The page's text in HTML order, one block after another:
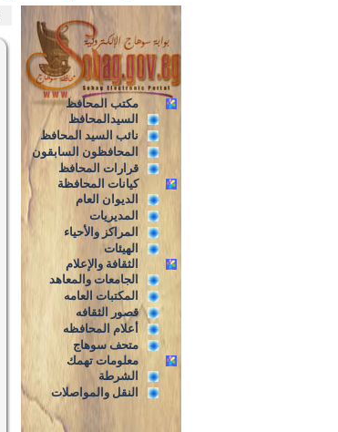
مكتب المحافظ
السيدالمحافظ
نائب السيد المحافظ
المحافظون السابقون
قرارات المحافظ
كيانات المحافظة
الديوان العام
المديريات
المراكز والأحياء
الهيئات
الثقافة والإعلام
الجامعات والمعاهد
المكتبات العامه
قصور الثقافه
أعلام المحافظه
متحف سوهاج
معلومات تهمك
الشرطة
النقل والمواصلات